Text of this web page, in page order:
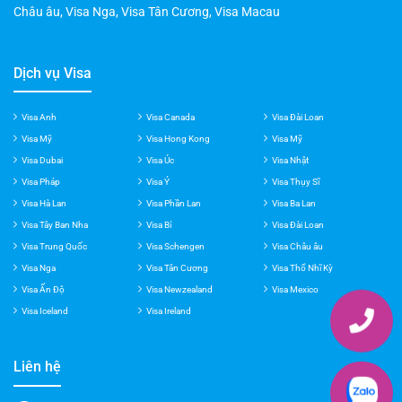
Dịch vụ Visa
Visa Anh Visa Canada Visa Đài Loan
Visa Mỹ Visa Hong Kong Visa Mỹ
Visa Dubai Visa Úc Visa Nhật
Visa Pháp Visa Ý Visa Thụy Sĩ
Visa Hà Lan Visa Phần Lan Visa Ba Lan
Visa Tây Ban Nha Visa Bỉ Visa Đài Loan
Visa Trung Quốc Visa Schengen Visa Châu âu
Visa Nga Visa Tân Cương Visa Thổ Nhĩ Kỳ
Visa Ấn Độ Visa Newzealand Visa Mexico
Visa Iceland Visa Ireland
Liên hệ
Châu âu,Visa Nga,Visa Tân Cương,Visa Macau